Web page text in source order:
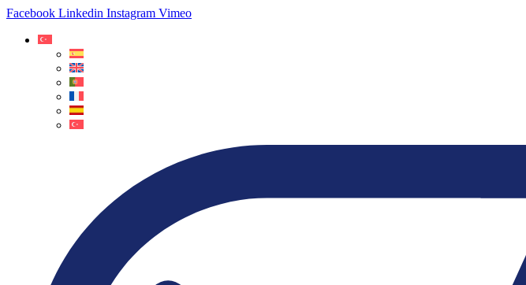
Facebook Linkedin Instagram Vimeo